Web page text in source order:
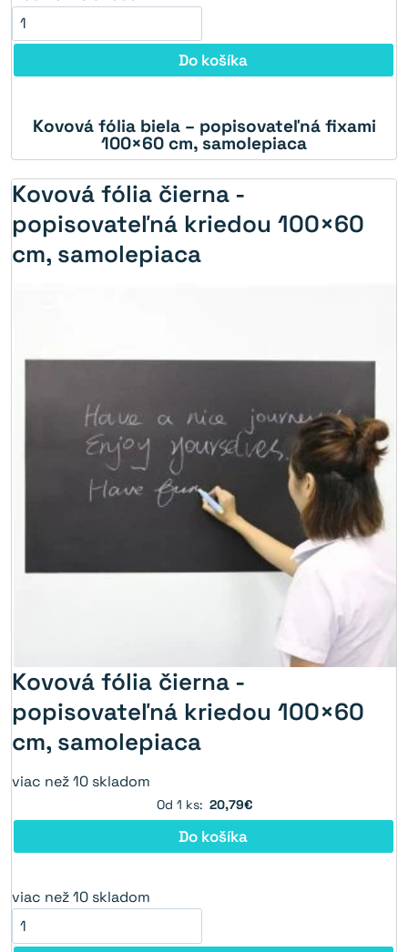
Do košíka
5%
Kovová fólia biela – popisovateľná fixami
100×60 cm, samolepiaca
Kovová fólia čierna -
popisovateľná kriedou 100×60
cm, samolepiaca
Kovová fólia čierna -
popisovateľná kriedou 100×60
cm, samolepiaca
viac než 10 skladom
Od 1 ks: 20,79€
Do košíka
viac než 10 skladom